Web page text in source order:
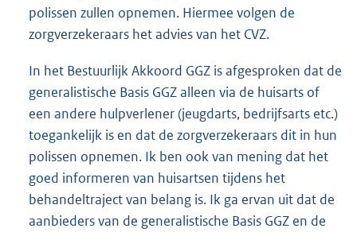
polissen zullen opnemen. Hiermee volgen de
zorgverzekeraars het advies van het CVZ.
In het Bestuurlijk Akkoord GGZ is afgesproken dat de
generalistische Basis GGZ alleen via de huisarts of
een andere hulpverlener (jeugdarts, bedrijfsarts etc.)
toegankelijk is en dat de zorgverzekeraars dit in hun
polissen opnemen. Ik ben ook van mening dat het
goed informeren van huisartsen tijdens het
behandeltraject van belang is. Ik ga ervan uit dat de
aanbieders van de generalistische Basis GGZ en de